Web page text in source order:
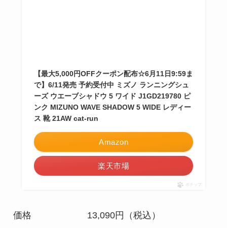
【最大5,000円OFFクーポン配布☆6月11日9:59ま
で】6/11発売 予約受付中 ミズノ ランニングシュ
ーズ ウエーブシャドウ 5 ワイド J1GD219780 ピ
ンク MIZUNO WAVE SHADOW 5 WIDE レディー
ス 靴 21AW cat-run
Amazon
楽天市場
ポチップ
価格 13,090円（税込）